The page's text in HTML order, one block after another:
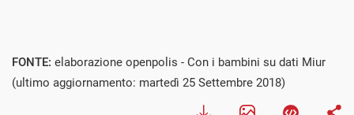
FONTE: elaborazione openpolis - Con i bambini su dati Miur
(ultimo aggiornamento: martedì 25 Settembre 2018)